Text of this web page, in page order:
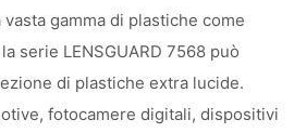
gamma di plastiche come
serie LENSGUARD 7568 può
di plastiche extra lucide.
fotocamere digitali, dispositivi